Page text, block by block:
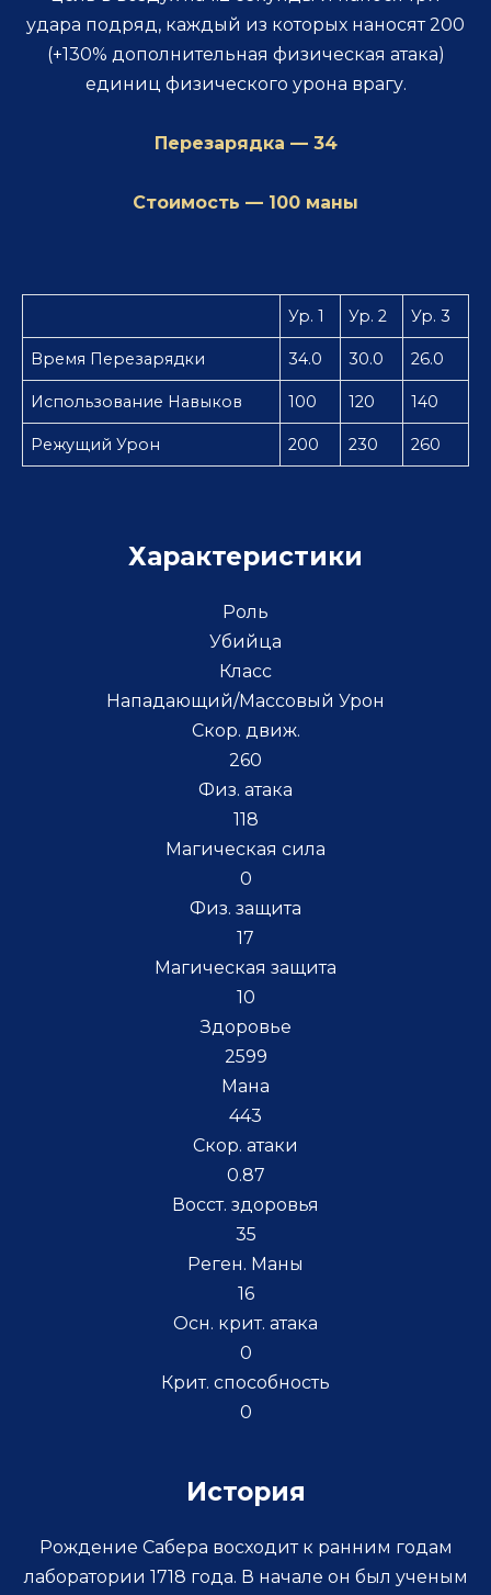
удара подряд, каждый из которых наносят 200
(+130% дополнительная физическая атака)
единиц физического урона врагу.
Перезарядка — 34
Стоимость — 100 маны
Ур. 1 Ур. 2 Ур. 3
Время Перезарядки 34.0 30.0 26.0
Использование Навыков 100 120 140
Режущий Урон 200 230 260
Характеристики
Роль
Убийца
Класс
Нападающий/Массовый Урон
Скор. движ.
260
Физ. атака
118
Магическая сила
0
Физ. защита
17
Магическая защита
10
Здоровье
2599
Мана
443
Скор. атаки
0.87
Восст. здоровья
35
Реген. Маны
16
Осн. крит. атака
0
Крит. способность
0
История
Рождение Сабера восходит к ранним годам
лаборатории 1718 года. В начале он был ученым